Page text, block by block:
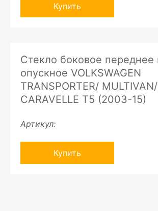
Купить
Стекло боковое переднее
опускное VOLKSWAGEN
TRANSPORTER/ MULTIVAN/
CARAVELLE T5 (2003-15)
Артикул:
Купить